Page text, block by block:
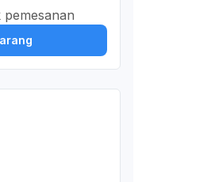
Kotabaru, K
Indonesia